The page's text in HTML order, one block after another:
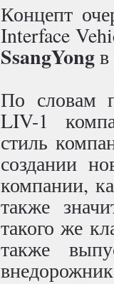
Концепт
Interface
SsangYong
По словам
LIV-1
стиль
создании
компании,
также
такого же
также